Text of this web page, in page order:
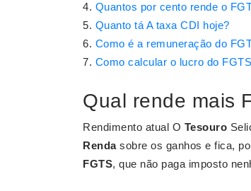
Quantos por cento rende o
Quanto tá A taxa CDI hoje?
Como é a remuneração do
Como calcular o lucro do
Qual rende mais
Rendimento atual O Tesouro
Rendasobre os ganhos e fica,
FGTS, que não paga imposto